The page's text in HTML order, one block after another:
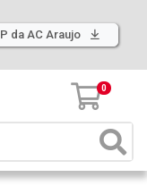
da AC Araujo
0